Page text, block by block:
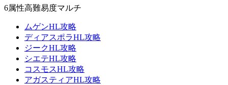
6属性高難易度マルチ
ムゲンHL攻略
ディアスポラHL攻略
ジークHL攻略
シエテHL攻略
コスモスHL攻略
アガスティアHL攻略